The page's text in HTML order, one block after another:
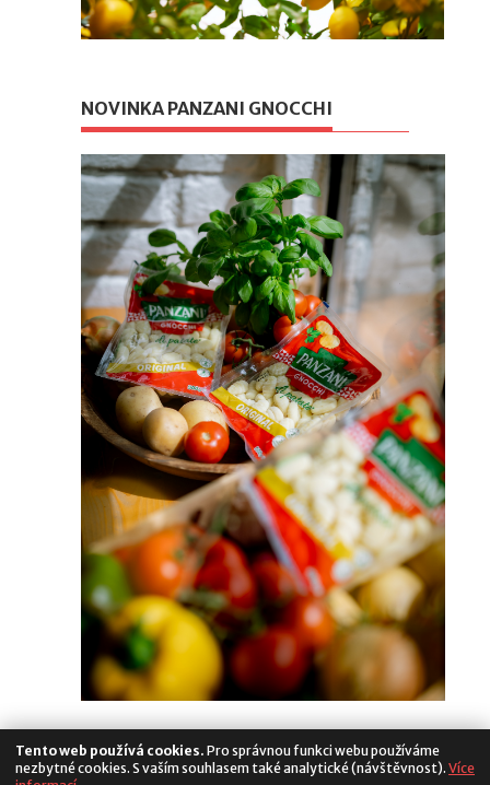
NOVINKA PANZANI GNOCCHI
Tento web používá cookies. Pro správnou funkci webu používáme
nezbytné cookies. S vaším souhlasem také analytické (návštěvnost). Více